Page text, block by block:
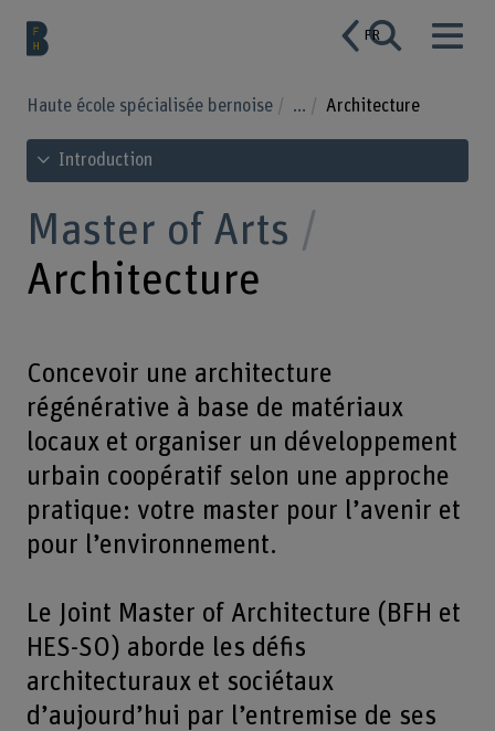
FR
Haute école spécialisée bernoise ... Architecture
Voir le sommaire
Introduction
Master of Arts
Architecture
Concevoir une architecture
régénérative à base de matériaux
locaux et organiser un développement
urbain coopératif selon une approche
pratique: votre master pour l’avenir et
pour l’environnement.
Le Joint Master of Architecture (BFH et
HES-SO) aborde les défis
architecturaux et sociétaux
d’aujourd’hui par l’entremise de ses